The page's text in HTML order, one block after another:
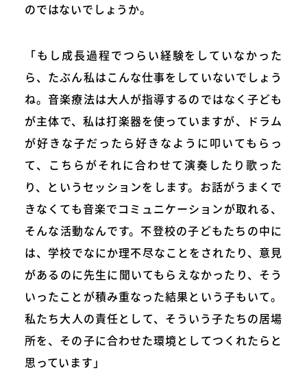
のではないでしょうか。
「もし成長過程でつらい経験をしていなかった
ら、たぶん私はこんな仕事をしていないでしょう
ね。音楽療法は大人が指導するのではなく子ども
が主体で、私は打楽器を使っていますが、ドラム
が好きな子だったら好きなように叩いてもらっ
て、こちらがそれに合わせて演奏したり歌った
り、というセッションをします。お話がうまくで
きなくても音楽でコミュニケーションが取れる、
そんな活動なんです。不登校の子どもたちの中に
は、学校でなにか理不尽なことをされたり、意見
があるのに先生に聞いてもらえなかったり、そう
いったことが積み重なった結果という子もいて。
私たち大人の責任として、そういう子たちの居場
所を、その子に合わせた環境としてつくれたらと
思っています」